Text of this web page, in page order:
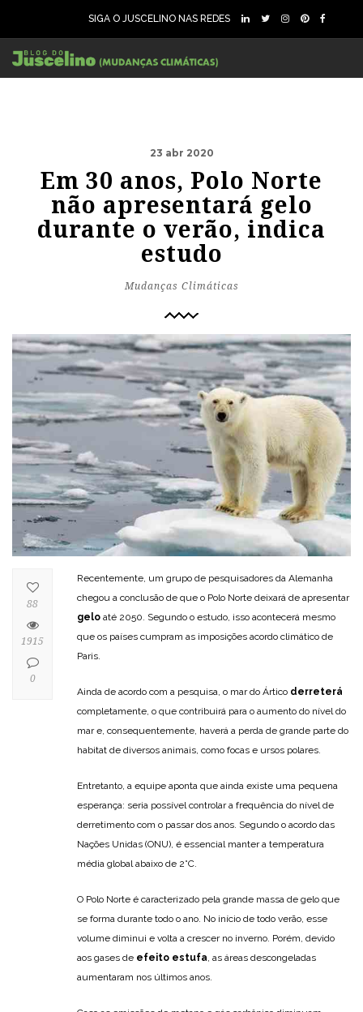
SIGA O JUSCELINO NAS REDES
23 abr 2020
Em 30 anos, Polo Norte
não apresentará gelo
durante o verão, indica
estudo
Mudanças Climáticas
Recentemente, um grupo de pesquisadores da Alemanha
chegou a conclusão de que o Polo Norte deixará de apresentar
gelo até 2050. Segundo o estudo, isso acontecerá mesmo
que os países cumpram as imposições acordo climático de
Paris.
Ainda de acordo com a pesquisa, o mar do Ártico derreterá
completamente, o que contribuirá para o aumento do nível do
mar e, consequentemente, haverá a perda de grande parte do
habitat de diversos animais, como focas e ursos polares.
Entretanto, a equipe aponta que ainda existe uma pequena
esperança: seria possível controlar a frequência do nível de
derretimento com o passar dos anos. Segundo o acordo das
Nações Unidas (ONU), é essencial manter a temperatura
média global abaixo de 2°C.
O Polo Norte é caracterizado pela grande massa de gelo que
se forma durante todo o ano. No início de todo verão, esse
volume diminui e volta a crescer no inverno. Porém, devido
aos gases de efeito estufa , as áreas descongeladas
aumentaram nos últimos anos.
88
1915
0